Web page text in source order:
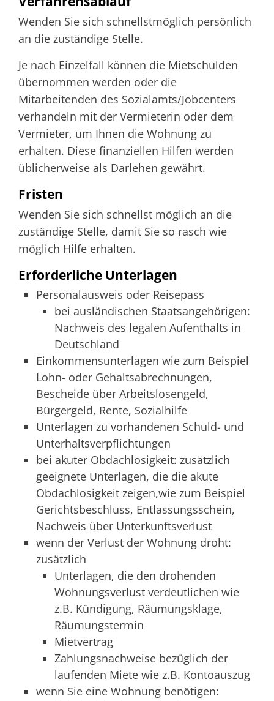
Wenden Sie sich schnellstmöglich persönlich
an die zuständige Stelle.
Je nach Einzelfall können die Mietschulden
übernommen werden oder die
Mitarbeitenden des Sozialamts/Jobcenters
verhandeln mit der Vermieterin oder dem
Vermieter, um Ihnen die Wohnung zu
erhalten. Diese finanziellen Hilfen werden
üblicherweise als Darlehen gewährt.
Fristen
Wenden Sie sich schnellst möglich an die
zuständige Stelle, damit Sie so rasch wie
möglich Hilfe erhalten.
Erforderliche Unterlagen
Personalausweis oder Reisepass
bei ausländischen Staatsangehörigen:
Nachweis des legalen Aufenthalts in
Deutschland
Einkommensunterlagen wie zum Beispiel
Lohn- oder Gehaltsabrechnungen,
Bescheide über Arbeitslosengeld,
Bürgergeld, Rente, Sozialhilfe
Unterlagen zu vorhandenen Schuld- und
Unterhaltsverpflichtungen
bei akuter Obdachlosigkeit: zusätzlich
geeignete Unterlagen, die die akute
Obdachlosigkeit zeigen,wie zum Beispiel
Gerichtsbeschluss, Entlassungsschein,
Nachweis über Unterkunftsverlust
wenn der Verlust der Wohnung droht:
zusätzlich
Unterlagen, die den drohenden
Wohnungsverlust verdeutlichen wie
z.B. Kündigung, Räumungsklage,
Räumungstermin
Mietvertrag
Zahlungsnachweise bezüglich der
laufenden Miete wie z.B. Kontoauszug
wenn Sie eine Wohnung benötigen: